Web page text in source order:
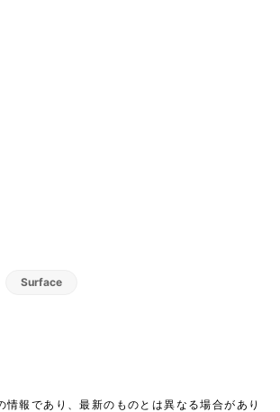
Surface
情報であり、最新のものとは異なる場合があり